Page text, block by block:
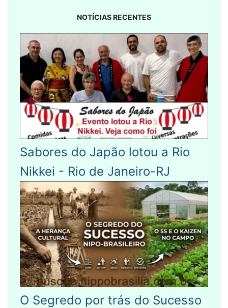
NOTÍCIAS RECENTES
Sabores do Japão lotou a Rio
Nikkei - Rio de Janeiro-RJ
O Segredo por trás do Sucesso